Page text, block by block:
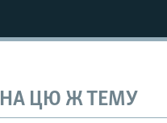
НА ЦЮ Ж ТЕМУ